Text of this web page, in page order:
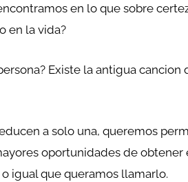
en lo que sobre
en la vida?
Existe la antigua cancion
a solo una, queremos
oportunidades de obtener
igual que queramos llamarlo.